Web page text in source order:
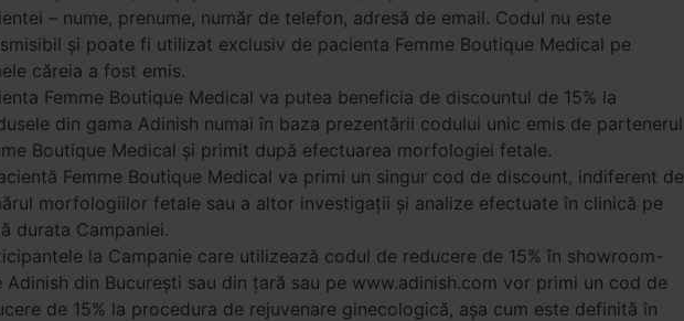
– nume, prenume, număr de telefon, adresă de email. Codul nu este
și poate fi utilizat exclusiv de pacienta Femme Boutique Medical pe
căreia a fost emis.
Femme Boutique Medical va putea beneficia de discountul de 15% la
din gama Adinish numai în baza prezentării codului unic emis de partenerul
Boutique Medical și primit după efectuarea morfologiei fetale.
Femme Boutique Medical va primi un singur cod de discount, indiferent de
morfologiilor fetale sau a altor investigații și analize efectuate în clinică pe
durata Campaniei.
la Campanie care utilizează codul de reducere de 15% în showroom-
Adinish din București sau din țară sau pe www.adinish.com vor primi un cod de
de 15% la procedura de rejuvenare ginecologică, așa cum este definită în